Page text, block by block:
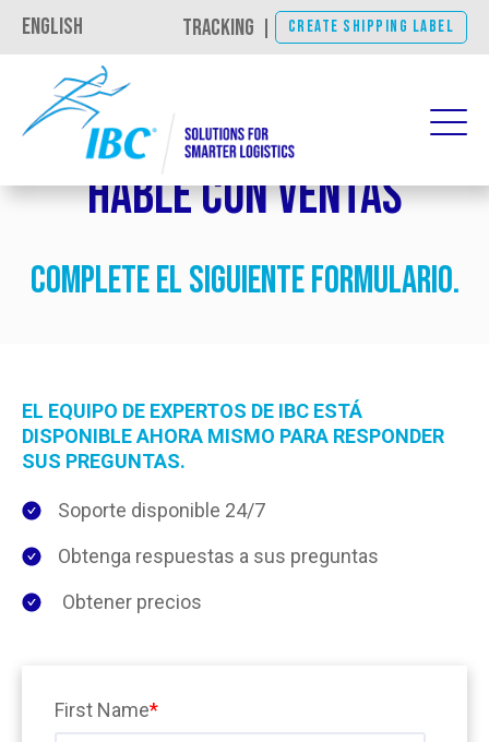
English TRACKING CREATE SHIPPING LABEL
Hable con Ventas
Complete el siguiente formulario.
EL EQUIPO DE EXPERTOS DE IBC ESTÁ
DISPONIBLE AHORA MISMO PARA RESPONDER
SUS PREGUNTAS.
Soporte disponible 24/7
Obtenga respuestas a sus preguntas
Obtener precios
First Name*